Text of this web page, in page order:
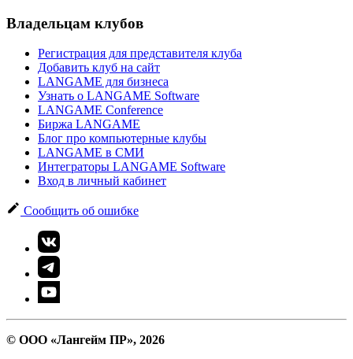
Владельцам клубов
Регистрация для представителя клуба
Добавить клуб на сайт
LANGAME для бизнеса
Узнать о LANGAME Software
LANGAME Conference
Биржа LANGAME
Блог про компьютерные клубы
LANGAME в СМИ
Интеграторы LANGAME Software
Вход в личный кабинет
Сообщить об ошибке
© ООО «Лангейм ПР», 2026